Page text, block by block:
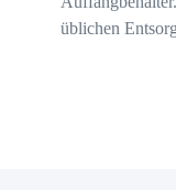
üblichen